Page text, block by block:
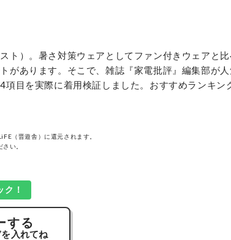
ト）。暑さ対策ウェアとしてファン付きウェアと
があります。そこで、雑誌『家電批評』編集部が
目を実際に着用検証しました。おすすめランキン
（晋遊舎）に還元されます。
い。
ク！
する
を入れてね